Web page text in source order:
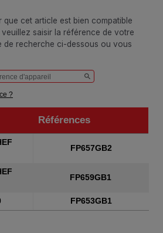
que cet article est bien compatible
saisir la référence de votre
de recherche ci-dessous ou vous
?
Références
FP657GB2
FP659GB1
FP653GB1